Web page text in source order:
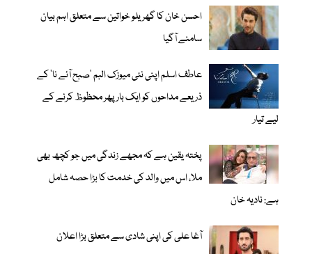
احسن خان کا گھریلو خواتین سے متعلق اہم بیان
سامنے آگیا
عاطف اسلم اپنی نئی میوزک البم 'صبح آئے نا' کے
ذریعے مداحوں کو ایک بار پھر محظوظ کرنے کے
لیے تیار
پختہ یقین ہے کہ مجھے زندگی میں جو کچھ بھی
ملا، اس میں والد کی خدمت کا بڑا حصہ شامل
ہے: نادیہ خان
آغا علی کی اپنی شادی سے متعلق بڑا اعلان